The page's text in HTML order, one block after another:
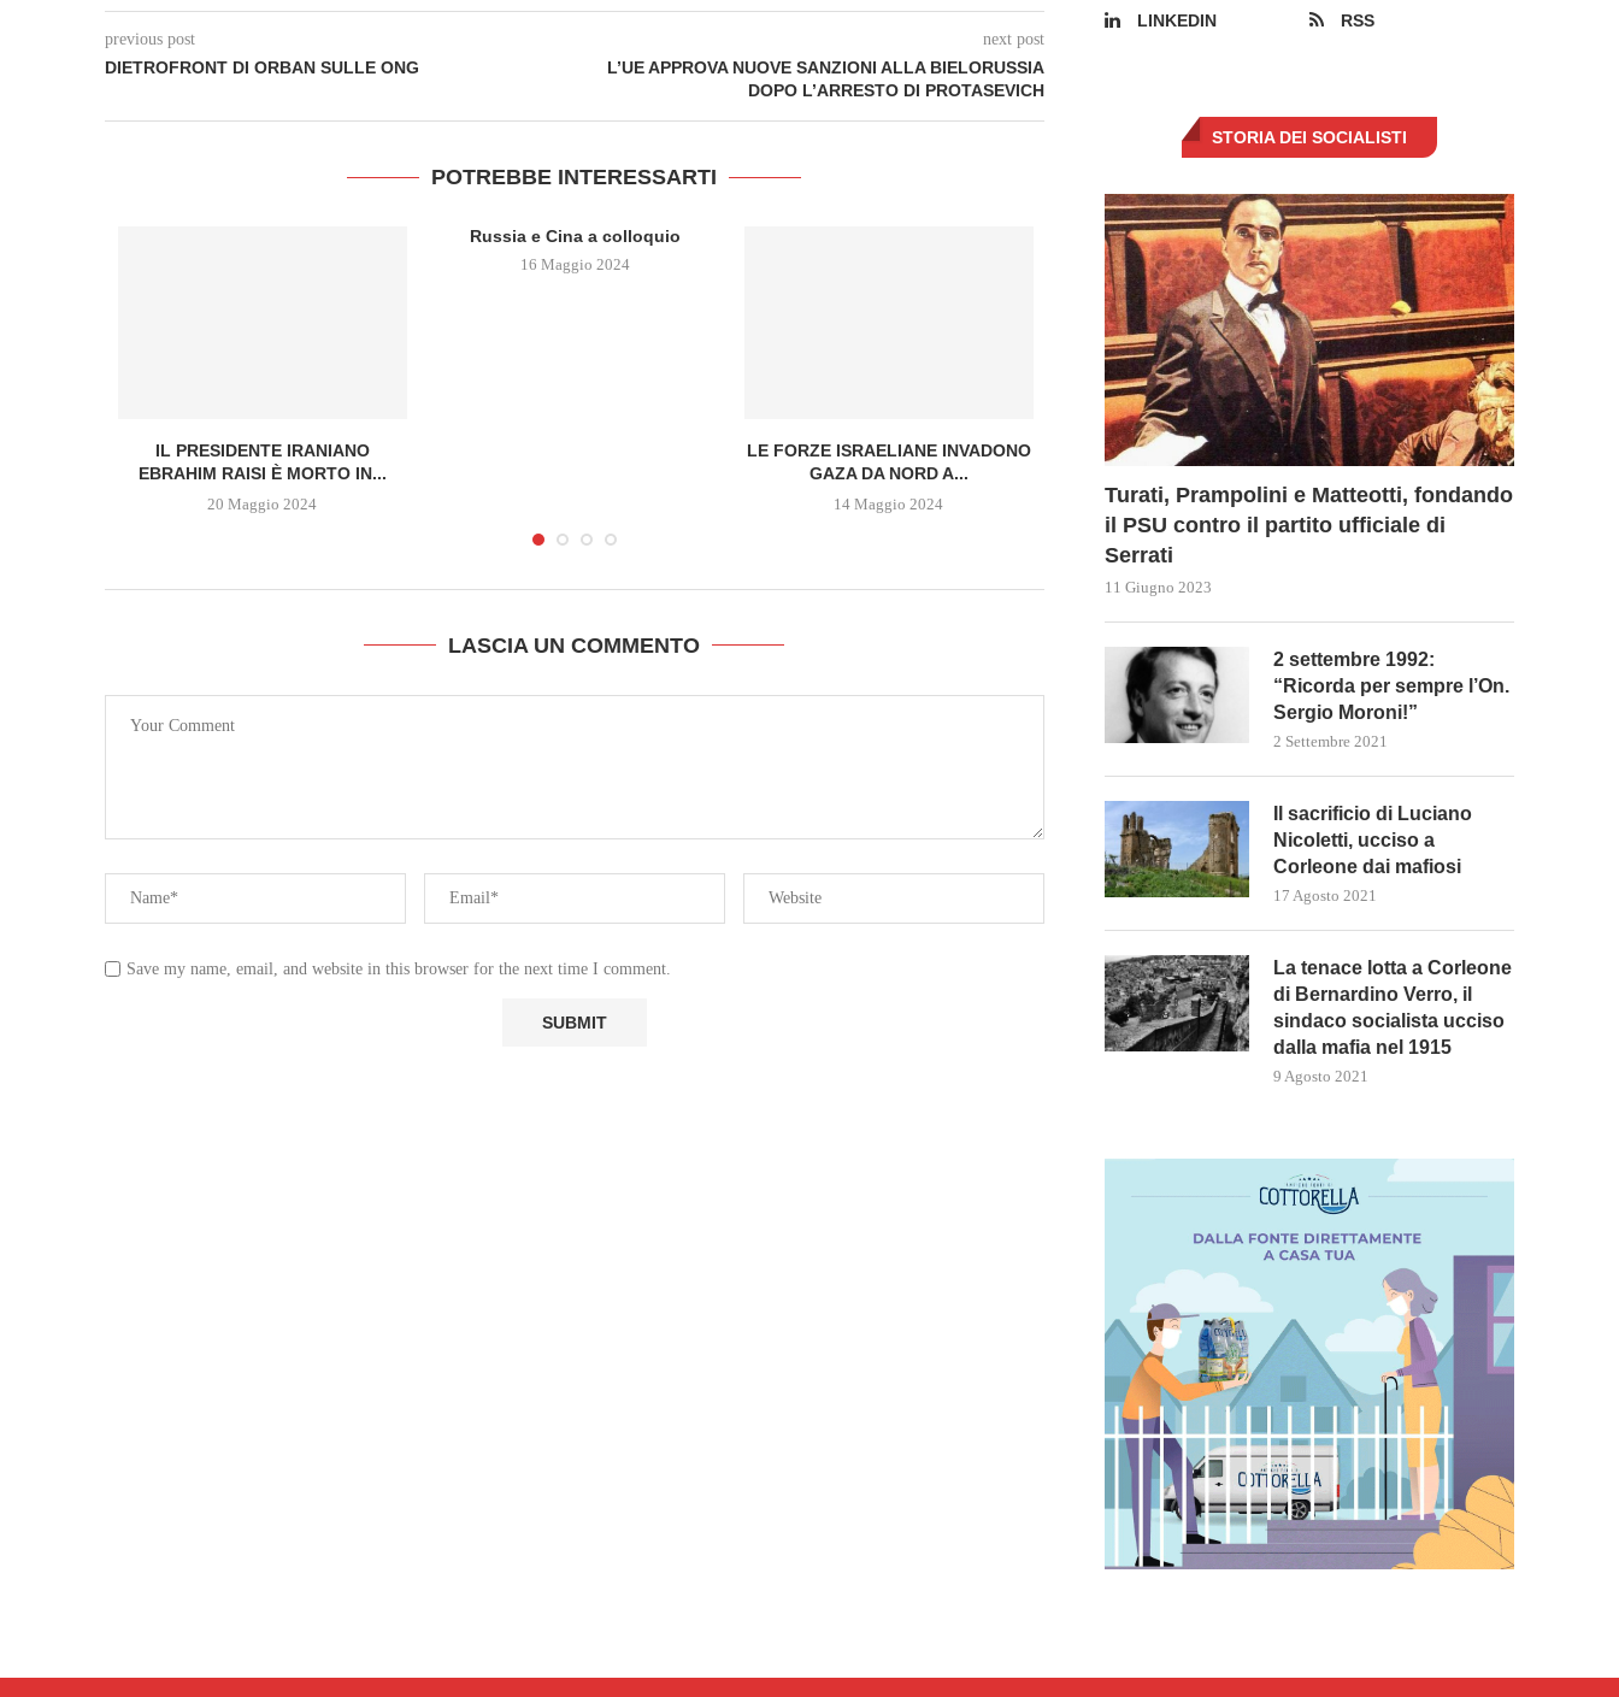
previous post
DIETROFRONT DI ORBAN SULLE ONG
next post
L’UE APPROVA NUOVE SANZIONI ALLA BIELORUSSIA
DOPO L’ARRESTO DI PROTASEVICH
POTREBBE INTERESSARTI
IL PRESIDENTE IRANIANO
EBRAHIM RAISI È MORTO IN...
20 Maggio 2024
Russia e Cina a colloquio
16 Maggio 2024
LE FORZE ISRAELIANE INVADONO
GAZA DA NORD A...
14 Maggio 2024
PUTIN MINACCIA UNO SCONTRO
10 Maggio 2024
ISRAELE SI PREPARA
9 Maggio 2024
LASCIA UN COMMENTO
Save my name, email, and website in this browser for the next time I comment.
LINKEDIN
RSS
STORIA DEI SOCIALISTI
Turati, Prampolini e Matteotti, fondando
il PSU contro il partito ufficiale di
Serrati
11 Giugno 2023
2 settembre 1992:
“Ricorda per sempre l’On.
Sergio Moroni!”
2 Settembre 2021
Il sacrificio di Luciano
Nicoletti, ucciso a
Corleone dai mafiosi
17 Agosto 2021
La tenace lotta a Corleone
di Bernardino Verro, il
sindaco socialista ucciso
dalla mafia nel 1915
9 Agosto 2021